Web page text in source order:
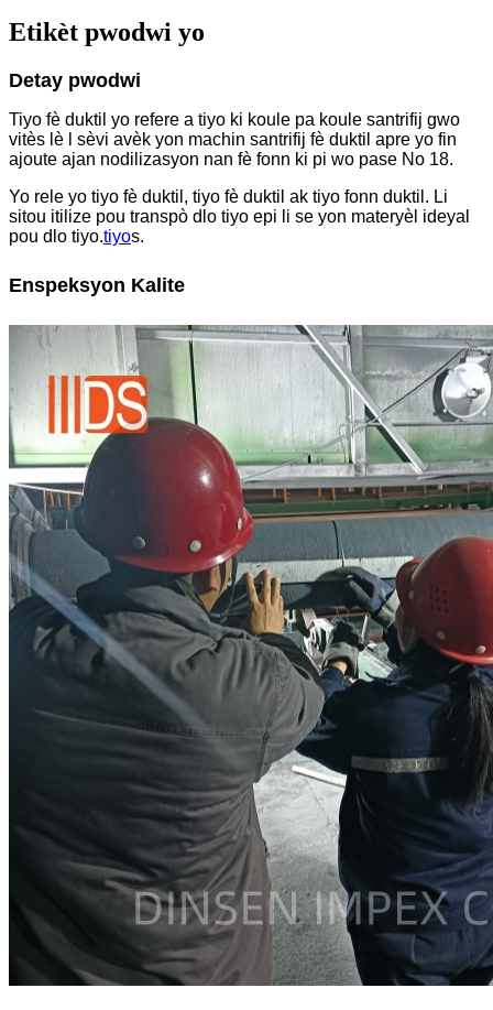
Etikèt pwodwi yo
Detay pwodwi
Tiyo fè duktil yo refere a tiyo ki koule pa koule santrifij gwo
vitès lè l sèvi avèk yon machin santrifij fè duktil apre yo fin
ajoute ajan nodilizasyon nan fè fonn ki pi wo pase No 18.
Yo rele yo tiyo fè duktil, tiyo fè duktil ak tiyo fonn duktil. Li
sitou itilize pou transpò dlo tiyo epi li se yon materyèl ideyal
pou dlo tiyo.tiyos.
Enspeksyon Kalite